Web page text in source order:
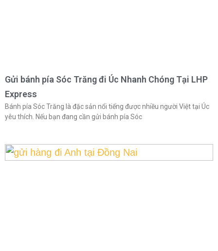
Gửi bánh pía Sóc Trăng đi Úc Nhanh Chóng Tại LHP
Express
Bánh pía Sóc Trăng là đặc sản nổi tiếng được nhiều người Việt tại Úc
yêu thích. Nếu bạn đang cần gửi bánh pía Sóc